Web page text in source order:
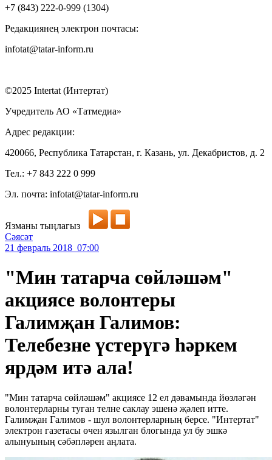
+7 (843) 222-0-999 (1304)
Редакциянең электрон почтасы:
infotat@tatar-inform.ru
©2025 Intertat (Интертат)
Учредитель АО «Татмедиа»
Адрес редакции:
420066, Республика Татарстан, г. Казань, ул. Декабристов, д. 2
Тел.: +7 843 222 0 999
Эл. почта: infotat@tatar-inform.ru
Язманы тыңлагыз
Сәясәт
21 февраль 2018 07:00
"Мин татарча сөйләшәм"
акциясе волонтеры
Галимҗан Галимов:
Телебезне үстерүгә һәркем
ярдәм итә ала!
"Мин татарча сөйләшәм" акциясе 12 ел дәвамында йөзләгән
волонтерларны туган телне саклау эшенә җәлеп итте.
Галимҗан Галимов - шул волонтерларның берсе. "Интертат"
электрон газетасы өчен язылган блогында ул бу эшкә
алынуының сәбәпләрен аңлата.